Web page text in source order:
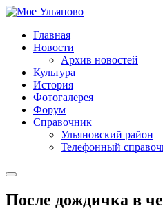
Главная
Новости
Архив новостей
Культура
История
Фотогалерея
Форум
Справочник
Ульяновский район
Телефонный
После дождичка в